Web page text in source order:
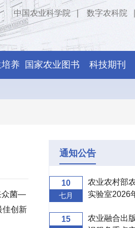
中国农业科学院 ∣ 数字农科院
养 国家农业图书 科技期刊
众菌—
佳创新
通知公告
10
七月
农业农村部
实验室2026
15
农业融合出